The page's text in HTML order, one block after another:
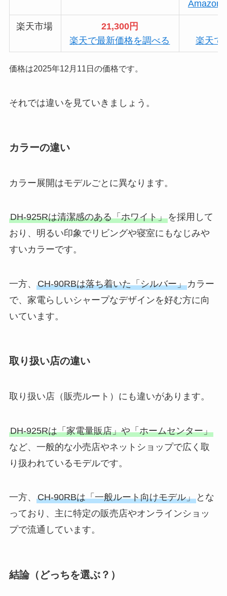
Amazon
楽天市場
21,300円
楽天で最新価格を調べる
楽天で
価格は2025年12月11日の価格です。
それでは違いを見ていきましょう。
カラーの違い
カラー展開はモデルごとに異なります。
DH-925Rは清潔感のある「ホワイト」を採用して
おり、明るい印象でリビングや寝室にもなじみや
すいカラーです。
一方、 CH-90RBは落ち着いた「シルバー」カラー
で、家電らしいシャープなデザインを好む方に向
いています。
取り扱い店の違い
取り扱い店（販売ルート）にも違いがあります。
DH-925Rは「家電量販店」や「ホームセンター」
など、一般的な小売店やネットショップで広く取
り扱われているモデルです。
一方、 CH-90RBは「一般ルート向けモデル」とな
っており、主に特定の販売店やオンラインショッ
プで流通しています。
結論（どっちを選ぶ？）